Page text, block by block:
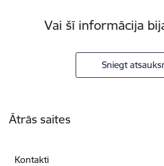
Vai šī informācija
Sniegt
Ātrās saites
Kontakti